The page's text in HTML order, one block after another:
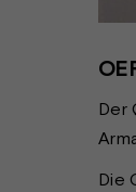
Der
Die